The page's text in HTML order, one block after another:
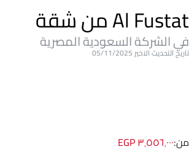
Al Fustat من شقة
في الشركة السعودية المصرية
تاريخ التحديث الاخير 05/11/2025
من:٣٬٥٥٦٬٠٠٠ EGP